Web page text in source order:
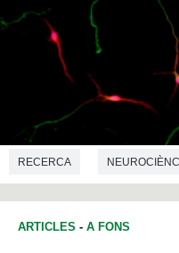
RECERCA
ARTICLES - A FONS